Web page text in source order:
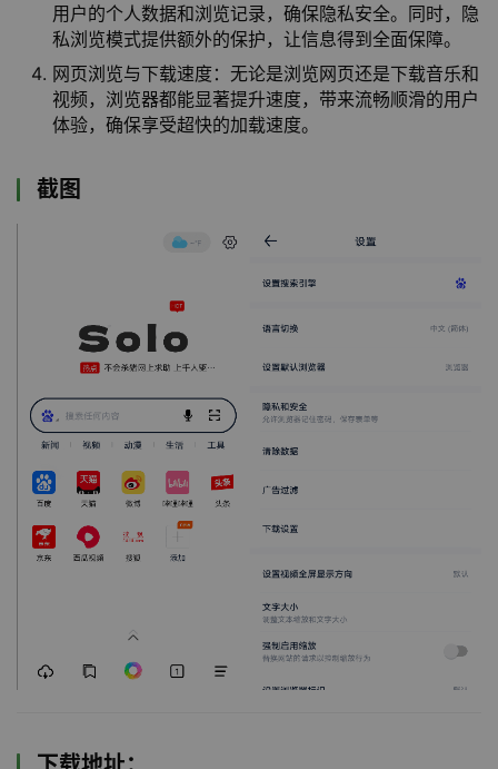
用户的个人数据和浏览记录，确保隐私安全。同时，隐
私浏览模式提供额外的保护，让信息得到全面保障。
网页浏览与下载速度：无论是浏览网页还是下载音乐和
视频，浏览器都能显著提升速度，带来流畅顺滑的用户
体验，确保享受超快的加载速度。
截图